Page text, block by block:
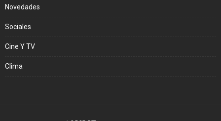
Novedades
Sociales
Cine Y TV
Clima